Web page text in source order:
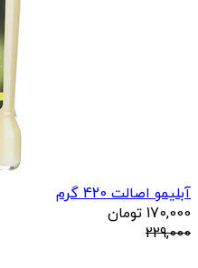
آبلیمو اصالت 420 گرم
170,000 تومان
229,000